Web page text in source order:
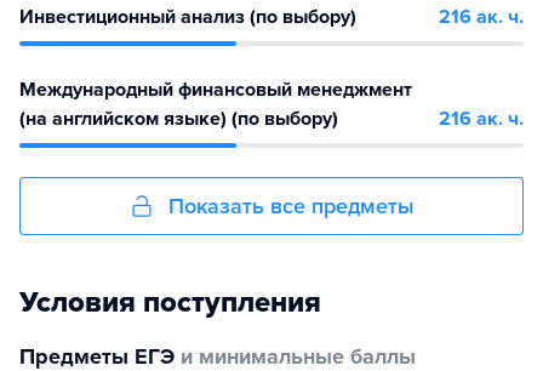
Инвестиционный анализ (по выбору) 216 ак. ч.
Международный финансовый менеджмент
(на английском языке) (по выбору)
216 ак. ч.
Показать все предметы
Условия поступления
Предметы ЕГЭ и минимальные баллы